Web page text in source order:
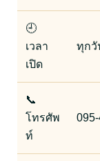
🕘
เวลา
เปิด
ทุกวั
📞
โทรศัพ
ท์